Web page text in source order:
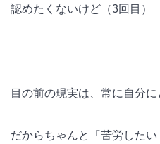
認めたくないけど（3回目）
目の前の現実は、常に自分
だからちゃんと「苦労した